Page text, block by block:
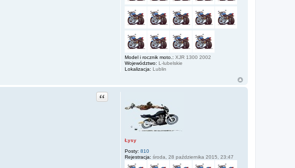
Model i rocznik moto.: XJR 1300 2002
Województwo: L-lubelskie
Lokalizacja: Lublin
Łysy
Posty: 810
Rejestracja: środa, 28 października 2015, 23:47
Cytuj